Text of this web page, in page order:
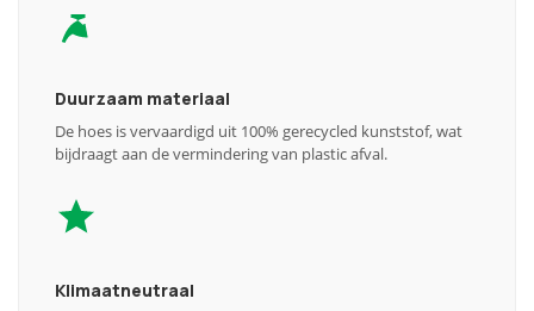
Duurzaam materiaal
De hoes is vervaardigd uit 100% gerecycled kunststof, wat
bijdraagt aan de vermindering van plastic afval.
Klimaatneutraal